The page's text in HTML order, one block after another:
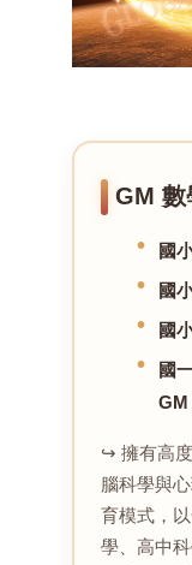
GM 數
國
國
國
國
GM
↪ 擁有高
腦科學與
育模式，
學、高中